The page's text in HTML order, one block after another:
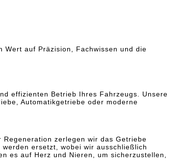
auf Präzision, Fachwissen und die
effizienten Betrieb Ihres Fahrzeugs. Unsere
Automatikgetriebe oder moderne
zerlegen wir das Getriebe
ersetzt, wobei wir ausschließlich
es auf Herz und Nieren, um sicherzustellen,